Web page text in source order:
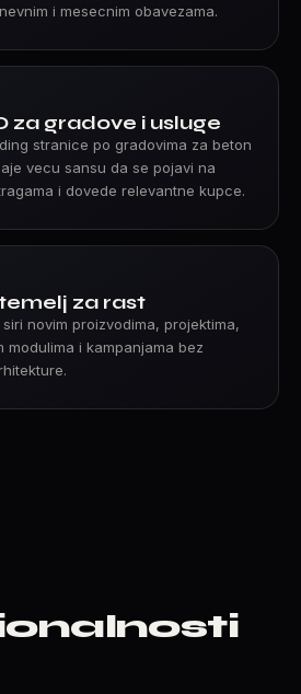
i mesecnim obavezama.
za gradove i usluge
stranice po gradovima za beton
vecu sansu da se pojavi na
i dovede relevantne kupce.
za rast
novim proizvodima, projektima,
modulima i kampanjama bez